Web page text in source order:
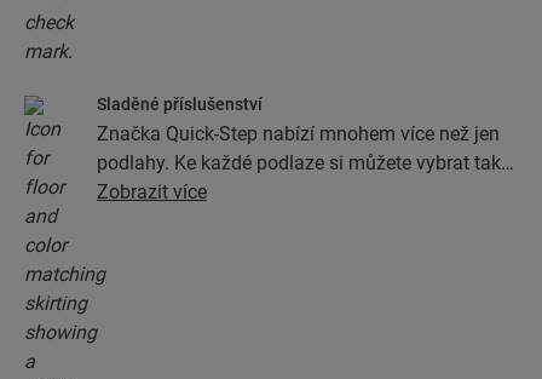
Sladěné příslušenství
Značka Quick-Step nabízí mnohem více než jen
podlahy. Ke každé podlaze si můžete vybrat také
veškeré příslušenství, jako jsou podložky, profily
Zobrazit více